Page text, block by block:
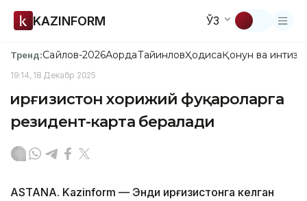
KAZINFORM ЎЗ
Тренд:Сайлов-2026АқордаТайинловҲодисаҚонун ва
19:14, 18 Декабр 2025
Қирғизистон хорижий фуқароларга
резидент-карта бералади
ASTANA. Kazinform — Энди Қирғизистонга келган